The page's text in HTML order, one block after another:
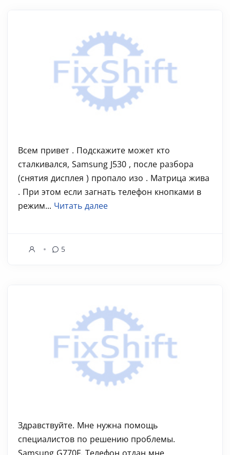
Всем привет . Подскажите может кто
сталкивался, Samsung J530 , после разбора
(снятия дисплея ) пропало изо . Матрица жива
. При этом если загнать телефон кнопками в
режим... Читать далее
5
Здравствуйте. Мне нужна помощь
специалистов по решению проблемы.